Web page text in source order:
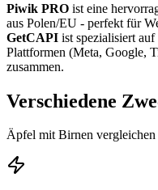
Piwik PRO ist eine
aus Polen/EU - perfekt für
GetCAPI ist spezialisiert
Plattformen (Meta, Google,
zusammen.
Verschiedene
Äpfel mit Birnen vergleichen